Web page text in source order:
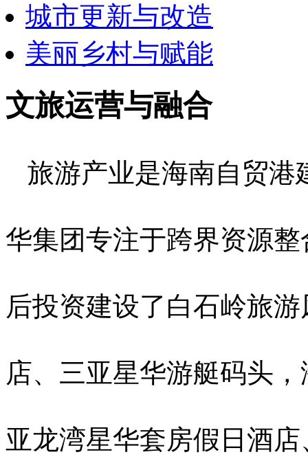
城市更新与改造
美丽乡村与赋能
文旅运营与融合
旅游产业是海南自贸港
华集团专注于跨界资源
后投资建设了白石岭旅
店、三亚星华游艇码头
亚龙湾星华套房假日酒